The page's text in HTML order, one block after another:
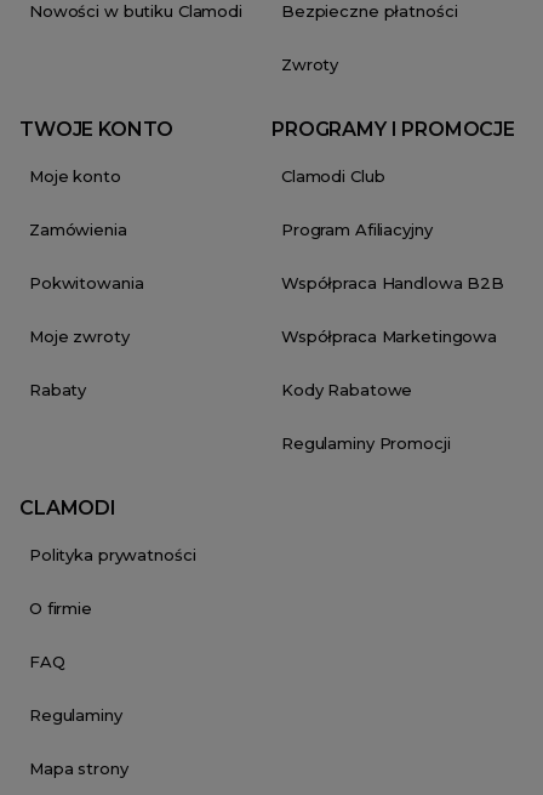
Nowości w butiku Clamodi Bezpieczne płatności
Zwroty
TWOJE KONTO
Moje konto
Zamówienia
Pokwitowania
Moje zwroty
Rabaty
PROGRAMY I PROMOCJE
Clamodi Club
Program Afiliacyjny
Współpraca Handlowa B2B
Współpraca Marketingowa
Kody Rabatowe
Regulaminy Promocji
CLAMODI
Polityka prywatności
O firmie
FAQ
Regulaminy
Mapa strony